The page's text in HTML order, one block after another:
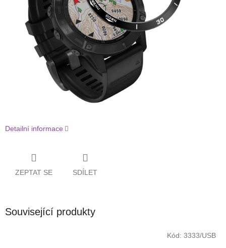
Detailní informace
ZEPTAT SE SDÍLET
Související produkty
Kód: 3333/USB